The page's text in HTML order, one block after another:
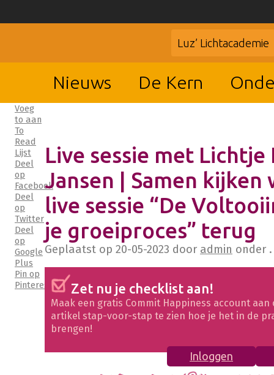
Luz’ Lichtacademie
Nieuws De Kern
Voeg
to aan
To
Read
Lijst
Deel
op
Facebook
Deel
op
Twitter
Deel
op
Google
Plus
Pin op
Pinterest
Live sessie met Lichtje
Jansen | Samen kijken
live sessie “De
je groeiproces” terug
Geplaatst op 20-05-2023 door admin onder .
Zet nu je checklist aan!
Maak een gratis Commit Happiness account
artikel stap-voor-stap te zien hoe je het in de
brengen!
Inloggen